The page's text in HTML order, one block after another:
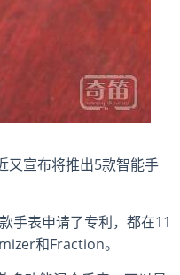
又宣布将推出5款智能手
手表申请了专利，都在11
和Fraction。